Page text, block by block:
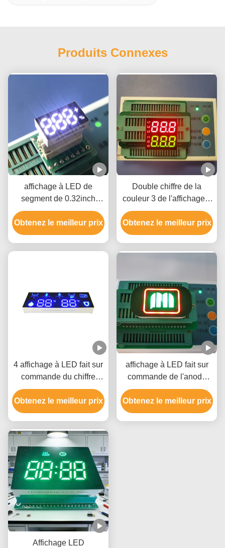
Produits Connexes
affichage à LED de
segment de 0.32inch
120mcd sept ROHS pour
la puissance
Obtenez le meilleur prix
Double chiffre de la
couleur 3 de l'affichage à
LED de segment de la
taille 7 de la rangée
8.6mm deux
Obtenez le meilleur prix
4 affichage à LED fait sur
commande du chiffre
20mA 9.8mm pour la
toilette futée
Obtenez le meilleur prix
affichage à LED fait sur
commande de l'anode
35mcd commune pour la
cigarette d'E
Obtenez le meilleur prix
Affichage LED